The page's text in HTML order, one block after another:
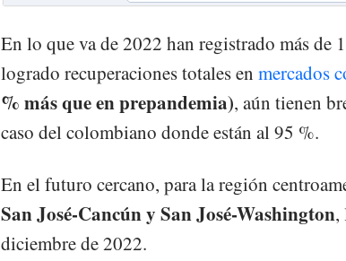
En lo que va de 2022 han registrado más de
logrado recuperaciones totales en mercados
% más que en prepandemia), aún tienen
caso del colombiano donde están al 95 %.
En el futuro cercano, para la región
San José-Cancún y San José-Washington,
diciembre de 2022.